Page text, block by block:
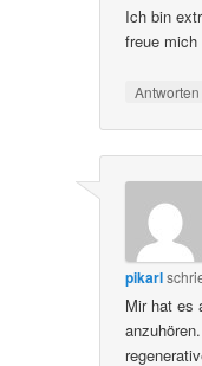
Ich bin
freue
Antworten
pikarl
Mir hat es